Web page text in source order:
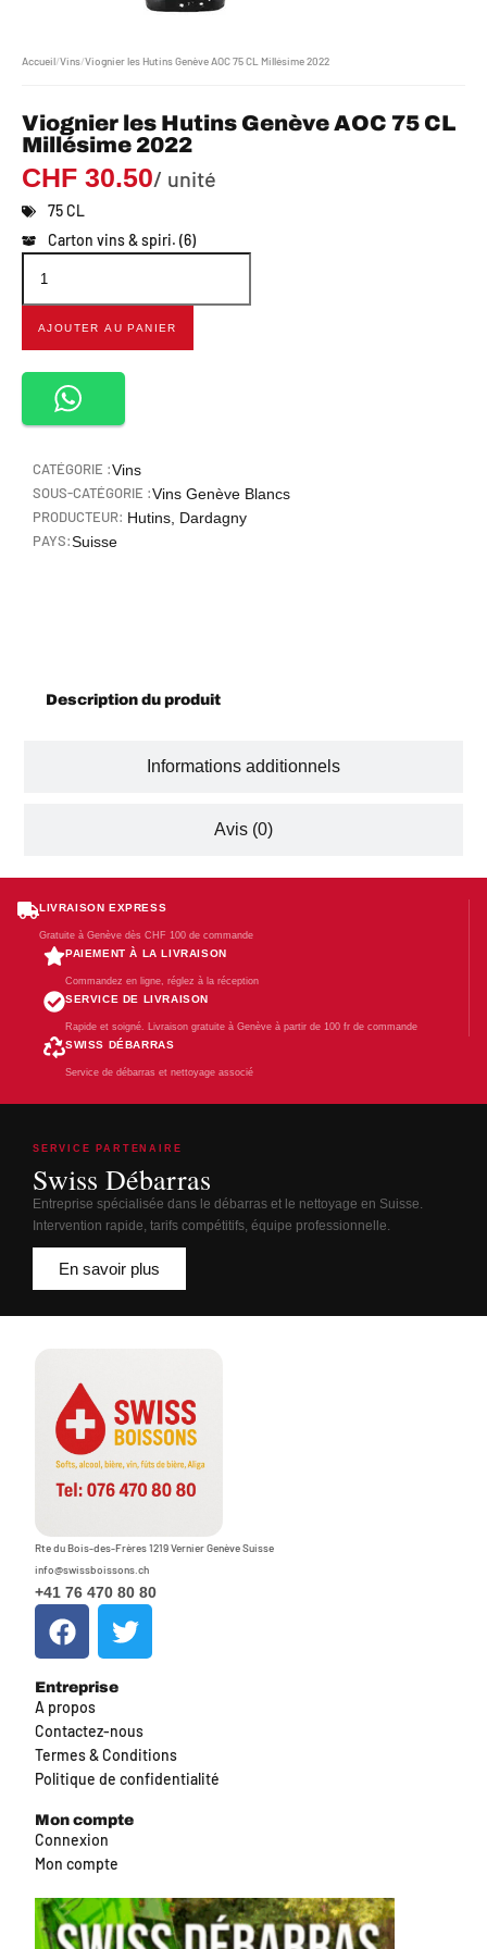
Accueil/Vins/Viognier les Hutins Genève AOC 75 CL Millésime 2022
Viognier les Hutins Genève AOC 75 CL
Millésime 2022
CHF 30.50/ unité
75 CL
Carton vins & spiri. (6)
AJOUTER AU PANIER
CATÉGORIE :Vins
SOUS-CATÉGORIE :Vins Genève Blancs
PRODUCTEUR: Hutins, Dardagny
PAYS:Suisse
Informations additionnels
Avis (0)
Description du produit
LIVRAISON EXPRESS
Gratuite à Genève dès CHF 100 de commande
PAIEMENT À LA LIVRAISON
Commandez en ligne, réglez à la réception
SERVICE DE LIVRAISON
Rapide et soigné. Livraison gratuite à Genève à partir de 100 fr de commande
SWISS DÉBARRAS
Service de débarras et nettoyage associé
SERVICE PARTENAIRE
Swiss Débarras
Entreprise spécialisée dans le débarras et le nettoyage en Suisse.
Intervention rapide, tarifs compétitifs, équipe professionnelle.
En savoir plus
Rte du Bois-des-Frères 1219 Vernier Genève Suisse
info@swissboissons.ch
+41 76 470 80 80
Entreprise
A propos
Contactez-nous
Termes & Conditions
Politique de confidentialité
Mon compte
Connexion
Mon compte